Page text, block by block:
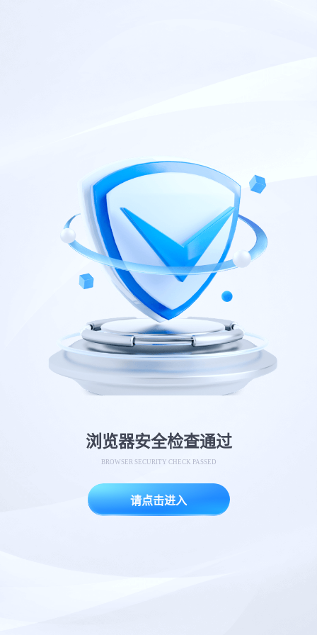
浏览器安全检查通过
BROWSER SECURITY CHECK PASSED
请点击进入